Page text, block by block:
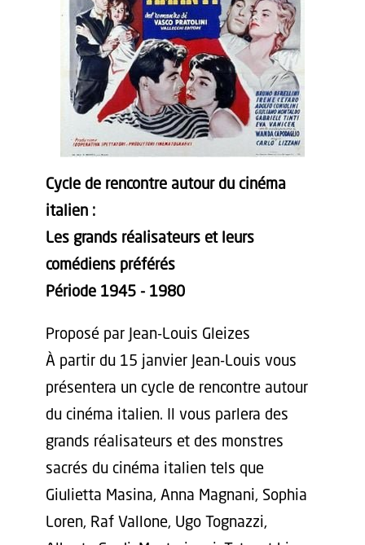
Cycle de rencontre autour du cinéma
italien :
Les grands réalisateurs et leurs
comédiens préférés
Période 1945 - 1980
Proposé par Jean-Louis Gleizes
À partir du 15 janvier Jean-Louis vous
présentera un cycle de rencontre autour
du cinéma italien. Il vous parlera des
grands réalisateurs et des monstres
sacrés du cinéma italien tels que
Giulietta Masina, Anna Magnani, Sophia
Loren, Raf Vallone, Ugo Tognazzi,